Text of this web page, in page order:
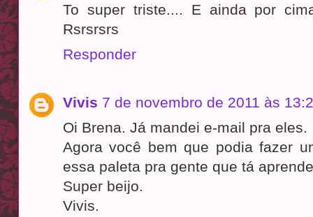
To super triste.... E ainda por
Rsrsrsrs
Responder
Vivis 7 de novembro de 2011 às
Oi Brena. Já mandei e-mail pra eles.
Agora você bem que podia fazer
essa paleta pra gente que tá
Super beijo.
Vivis.